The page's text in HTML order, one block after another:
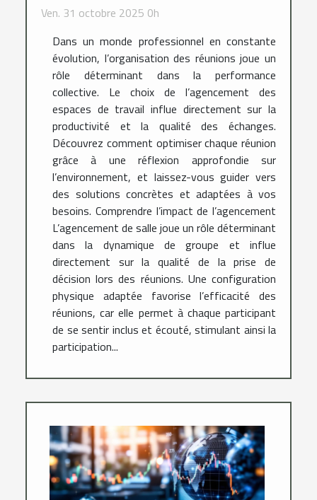
Ven. 31 octobre 2025 0h
Dans un monde professionnel en constante
évolution, l’organisation des réunions joue un
rôle déterminant dans la performance
collective. Le choix de l’agencement des
espaces de travail influe directement sur la
productivité et la qualité des échanges.
Découvrez comment optimiser chaque réunion
grâce à une réflexion approfondie sur
l’environnement, et laissez-vous guider vers
des solutions concrètes et adaptées à vos
besoins. Comprendre l’impact de l’agencement
L’agencement de salle joue un rôle déterminant
dans la dynamique de groupe et influe
directement sur la qualité de la prise de
décision lors des réunions. Une configuration
physique adaptée favorise l’efficacité des
réunions, car elle permet à chaque participant
de se sentir inclus et écouté, stimulant ainsi la
participation...